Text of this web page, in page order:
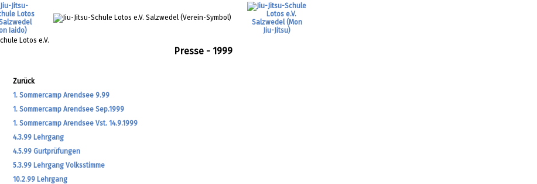
Presse - 1999
Zurück
1. Sommercamp Arendsee 9.99
1. Sommercamp Arendsee Sep.1999
1. Sommercamp Arendsee Vst. 14.9.1999
4.3.99 Lehrgang
4.5.99 Gurtprüfungen
5.3.99 Lehrgang Volksstimme
10.2.99 Lehrgang